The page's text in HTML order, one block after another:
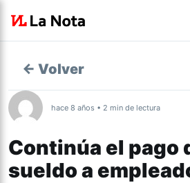
← Volver
hace 8 años • 2 min de lectura
Continúa el pago
sueldo a